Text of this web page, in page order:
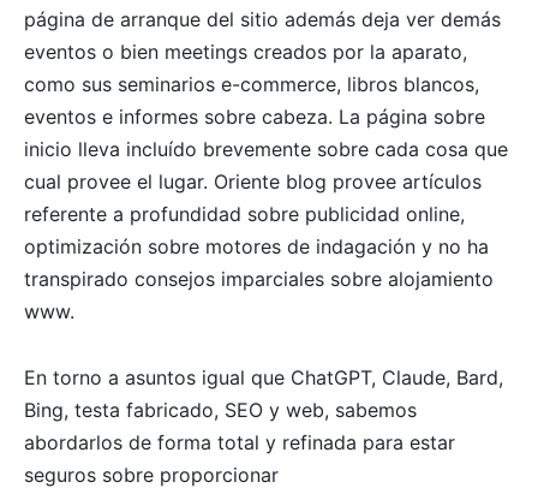
página de arranque del sitio además deja ver demás
eventos o bien meetings creados por la aparato,
como sus seminarios e-commerce, libros blancos,
eventos e informes sobre cabeza. La página sobre
inicio lleva incluído brevemente sobre cada cosa que
cual provee el lugar. Oriente blog provee artículos
referente a profundidad sobre publicidad online,
optimización sobre motores de indagación y no ha
transpirado consejos imparciales sobre alojamiento
www.
En torno a asuntos igual que ChatGPT, Claude, Bard,
Bing, testa fabricado, SEO y web, sabemos
abordarlos de forma total y refinada para estar
seguros sobre proporcionar